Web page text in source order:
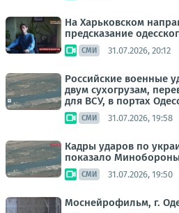
На Харьковском
предсказание
СМИ 31.07.2026, 20:12
Российские военные
двум сухогрузам,
для ВСУ, в портах
СМИ 31.07.2026, 19:58
Кадры ударов по
показало Минобороны
СМИ 31.07.2026, 19:50
Моснейрофильм, г.